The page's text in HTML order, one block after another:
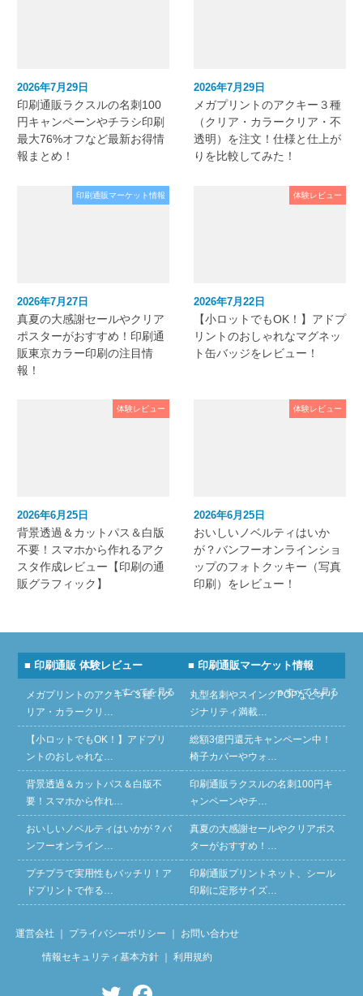
2026年7月29日
印刷通販ラクスルの名刺100
円キャンペーンやチラシ印刷
最大76%オフなど最新お得情
報まとめ！
2026年7月29日
メガプリントのアクキー３種
（クリア・カラークリア・不
透明）を注文！仕様と仕上が
りを比較してみた！
印刷通販マーケット情報
2026年7月27日
真夏の大感謝セールやクリア
ポスターがおすすめ！印刷通
販東京カラー印刷の注目情
報！
体験レビュー
2026年7月22日
【小ロットでもOK！】アドプ
リントのおしゃれなマグネッ
ト缶バッジをレビュー！
体験レビュー
2026年6月25日
背景透過＆カットパス＆白版
不要！スマホから作れるアク
スタ作成レビュー【印刷の通
販グラフィック】
体験レビュー
2026年6月25日
おいしいノベルティはいか
が？バンフーオンラインショ
ップのフォトクッキー（写真
印刷）をレビュー！
■ 印刷通販 体験レビュー
» すべてを見る
メガプリントのアクキー３種（ク
リア・カラークリ…
【小ロットでもOK！】アドプリ
ントのおしゃれな…
背景透過＆カットパス＆白版不
要！スマホから作れ…
おいしいノベルティはいかが？バ
ンフーオンライン…
プチプラで実用性もバッチリ！ア
ドプリントで作る…
■ 印刷通販マーケット情報
» すべてを見る
丸型名刺やスイングPOPなどオリ
ジナリティ満載…
総額3億円還元キャンペーン中！
椅子カバーやウォ…
印刷通販ラクスルの名刺100円キ
ャンペーンやチ…
真夏の大感謝セールやクリアポス
ターがおすすめ！…
印刷通販プリントネット、シール
印刷に定形サイズ…
運営会社 プライバシーポリシー お問い合わせ
情報セキュリティ基本方針｜ 利用規約